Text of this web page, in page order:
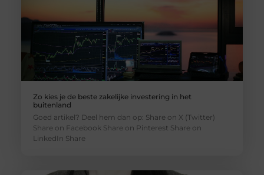
Zo kies je de beste zakelijke investering in het
buitenland
Goed artikel? Deel hem dan op: Share on X (Twitter)
Share on Facebook Share on Pinterest Share on
LinkedIn Share